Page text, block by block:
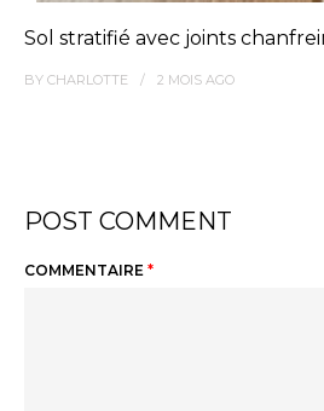
Sol stratifié avec joints
BY CHARLOTTE 2 MOIS AGO
POST COMMENT
COMMENTAIRE *